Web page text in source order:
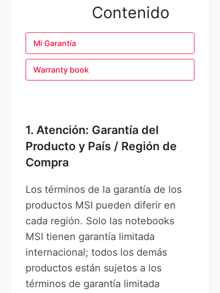
Contenido
Mi Garantía
Warranty book
1. Atención: Garantía del
Producto y País / Región de
Compra
Los términos de la garantía de los
productos MSI pueden diferir en
cada región. Solo las notebooks
MSI tienen garantía limitada
internacional; todos los demás
productos están sujetos a los
términos de garantía limitada